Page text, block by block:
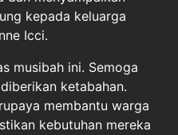
kepada keluarga
Icci.
musibah ini. Semoga
ketabahan.
membantu warga
kebutuhan mereka